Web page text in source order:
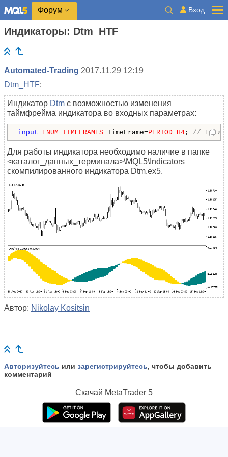
Форум Вход
Индикаторы: Dtm_HTF
Automated-Trading 2017.11.29 12:19
Dtm_HTF:
Индикатор Dtm с возможностью изменения
таймфрейма индикатора во входных параметрах:
input ENUM_TIMEFRAMES TimeFrame=PERIOD_H4; //
Для работы индикатора необходимо наличие в папке
<каталог_данных_терминала>\MQL5\Indicators
скомпилированного индикатора Dtm.ex5.
Автор: Nikolay Kositsin
Авторизуйтесь или зарегистрируйтесь, чтобы добавить
комментарий
Скачай MetaTrader 5